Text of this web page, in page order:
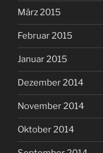
März 2015
Februar 2015
Januar 2015
Dezember 2014
November 2014
Oktober 2014